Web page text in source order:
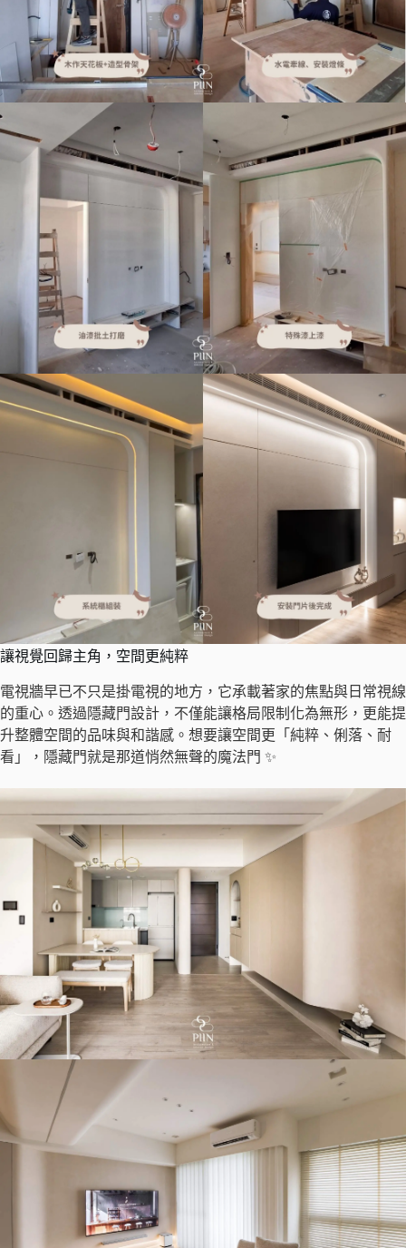
讓視覺回歸主角，空間更純粹
電視牆早已不只是掛電視的地方，它承載著家的焦點與日常視線
的重心。透過隱藏門設計，不僅能讓格局限制化為無形，更能提
升整體空間的品味與和諧感。想要讓空間更「純粹、俐落、耐
看」，隱藏門就是那道悄然無聲的魔法門 ✨